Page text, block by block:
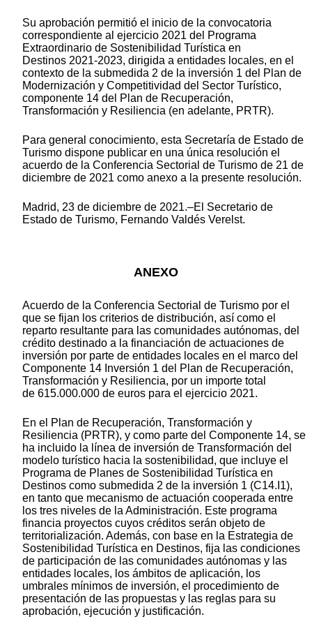
Su aprobación permitió el inicio de la convocatoria
correspondiente al ejercicio 2021 del Programa
Extraordinario de Sostenibilidad Turística en
Destinos 2021-2023, dirigida a entidades locales, en el
contexto de la submedida 2 de la inversión 1 del Plan de
Modernización y Competitividad del Sector Turístico,
componente 14 del Plan de Recuperación,
Transformación y Resiliencia (en adelante, PRTR).
Para general conocimiento, esta Secretaría de Estado de
Turismo dispone publicar en una única resolución el
acuerdo de la Conferencia Sectorial de Turismo de 21 de
diciembre de 2021 como anexo a la presente resolución.
Madrid, 23 de diciembre de 2021.‒El Secretario de
Estado de Turismo, Fernando Valdés Verelst.
ANEXO
Acuerdo de la Conferencia Sectorial de Turismo por el
que se fijan los criterios de distribución, así como el
reparto resultante para las comunidades autónomas, del
crédito destinado a la financiación de actuaciones de
inversión por parte de entidades locales en el marco del
Componente 14 Inversión 1 del Plan de Recuperación,
Transformación y Resiliencia, por un importe total
de 615.000.000 de euros para el ejercicio 2021.
En el Plan de Recuperación, Transformación y
Resiliencia (PRTR), y como parte del Componente 14, se
ha incluido la línea de inversión de Transformación del
modelo turístico hacia la sostenibilidad, que incluye el
Programa de Planes de Sostenibilidad Turística en
Destinos como submedida 2 de la inversión 1 (C14.I1),
en tanto que mecanismo de actuación cooperada entre
los tres niveles de la Administración. Este programa
financia proyectos cuyos créditos serán objeto de
territorialización. Además, con base en la Estrategia de
Sostenibilidad Turística en Destinos, fija las condiciones
de participación de las comunidades autónomas y las
entidades locales, los ámbitos de aplicación, los
umbrales mínimos de inversión, el procedimiento de
presentación de las propuestas y las reglas para su
aprobación, ejecución y justificación.